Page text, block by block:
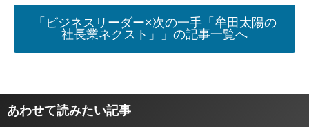
「ビジネスリーダー×次の一手「牟田太陽の
社長業ネクスト」」の記事一覧へ
あわせて読みたい記事